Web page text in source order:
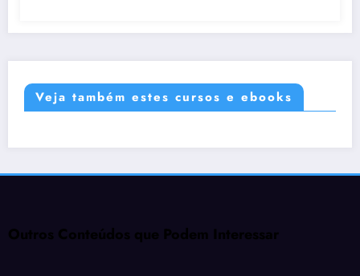
Veja também estes cursos e ebooks
Outros Conteúdos que Podem Interessar